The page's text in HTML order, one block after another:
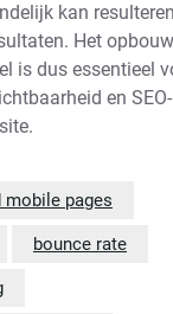
kan
Het
is dus essentieel
en
mobile pages
bounce rate